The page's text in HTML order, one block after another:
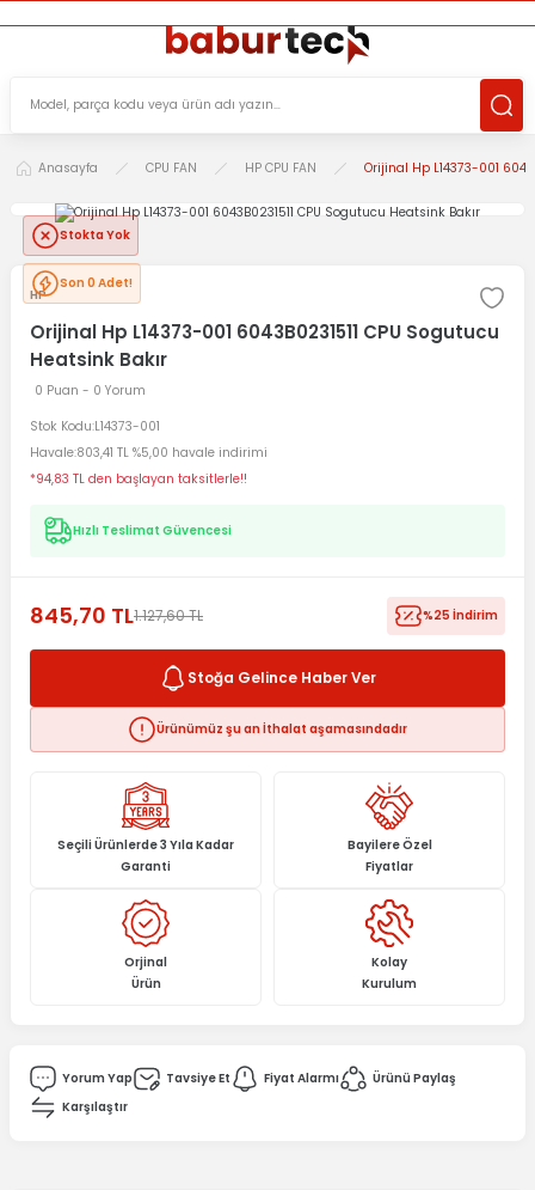
Anasayfa CPU FAN HP CPU FAN Orijinal Hp L14373-001
Stokta Yok
Son 0 Adet!
HP
Orijinal Hp L14373-001 6043B0231511 CPU Sogutucu
Heatsink Bakır
0 Puan - 0 Yorum
Stok Kodu L14373-001
Havale 803,41 TL %5,00 havale indirimi
*94,83 TL den başlayan taksitlerle!!
Hızlı Teslimat Güvencesi
845,70 TL1.127,60 TL %25 İndirim
Stoğa Gelince Haber Ver
Ürünümüz şu an İthalat aşamasındadır
Seçili Ürünlerde 3 Yıla Kadar
Garanti
Bayilere Özel
Fiyatlar
Orjinal
Ürün
Kolay
Kurulum
Yorum Yap Tavsiye Et Fiyat Alarmı
Ürünü Paylaş
Karşılaştır